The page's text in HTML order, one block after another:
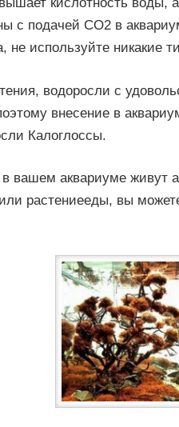
с подачей СО2 в
не используйте никакие
водоросли с
внесение в
Калоглоссы.
вашем аквариуме живут
растениееды, вы